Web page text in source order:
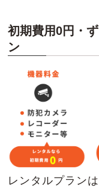
初期費用0円・
ン
レンタルプランは